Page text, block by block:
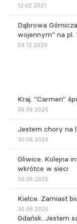
12.02.2021
Dąbrowa
wojennym" na pl.
09.12.2020
Kraj. "Carmen"
30.06.2020
Jestem chory na
30.06.2020
Gliwice. Kolejna
wkrótce w sieci
30.06.2020
Kielce. Zamiast
30.06.2020
Gdańsk. Jestem